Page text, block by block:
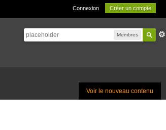
Connexion Créer un compte
Membres
Voir le nouveau contenu